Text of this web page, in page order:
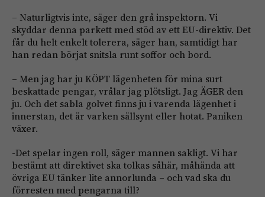
– Naturligtvis inte, säger den grå inspektorn. Vi
skyddar denna parkett med stöd av ett EU-direktiv. Det
får du helt enkelt tolerera, säger han, samtidigt har
han redan börjat snitsla runt soffor och bord.
– Men jag har ju KÖPT lägenheten för mina surt
beskattade pengar, vrålar jag plötsligt. Jag ÄGER den
ju. Och det sabla golvet finns ju i varenda lägenhet i
innerstan, det är varken sällsynt eller hotat. Paniken
växer.
-Det spelar ingen roll, säger mannen sakligt. Vi har
bestämt att direktivet ska tolkas såhär, måhända att
övriga EU tänker lite annorlunda – och vad ska du
förresten med pengarna till?